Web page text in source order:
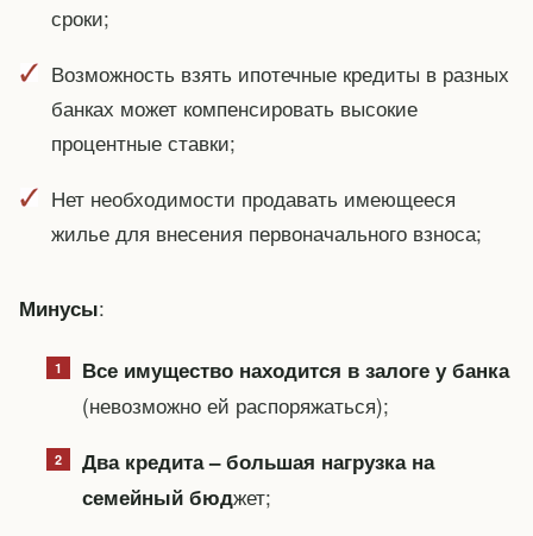
сроки;
Возможность взять ипотечные кредиты в разных
банках может компенсировать высокие
процентные ставки;
Нет необходимости продавать имеющееся
жилье для внесения первоначального взноса;
Минусы:
Все имущество находится в залоге у банка
(невозможно ей распоряжаться);
Два кредита – большая нагрузка на
семейный бюджет;